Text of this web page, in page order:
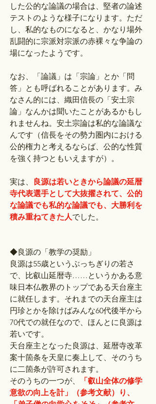
した公的な論議の場合は、堅者の論述
テストのような様子になります。ただ
し、私的なものになると、かなり場外
乱闘的に宗派対宗派の赤裸々な争論の
場になったようです。
なお、「論議」は「宗論」とか「問
答」とも呼ばれることがあります。み
なさん的には、織田信長の「安土宗
論」なんかは聞いたことがあるかもし
れませんね。安土宗論は私的な論議な
んです（信長をその勢力圏内における
公的権力と考えるならば、公的な性質
を強く持つともいえますが）。
実は、
良源は若いときから論議の延暦
寺代表選手として大抜擢されて、公的
な論議でも私的な論議でも、大勝利を
積み重ねてきた人でした。
◆良源の「教学の奨励」
良源は55歳というぶっちぎりの若さ
で、比叡山延暦寺……というかある意
味日本仏教界のトップである天台座主
に就任します。それまでの天台座主は
円珍とかを除けばみんな60代後半から
70代での就任なので、ほんとに良源は
若いです。
天台座主となった良源は、延暦寺改革
案十箇条を天皇に奏上して、そのうち
に二箇条が許可されます。
そのうちの一つが、
「叡山全体の修学
意欲の向上を計」（参考文献）り、